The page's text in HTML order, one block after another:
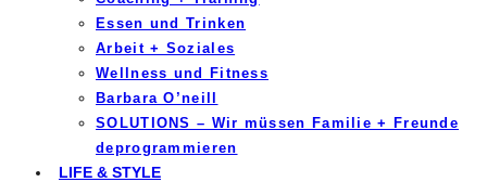
Essen und Trinken
Arbeit + Soziales
Wellness und Fitness
Barbara O’neill
SOLUTIONS – Wir müssen Familie + Freunde
deprogrammieren
LIFE & STYLE